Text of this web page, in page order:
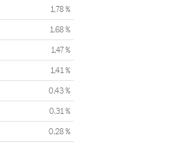
1,78 %
1,68 %
1,47 %
1,41 %
0,43 %
0,31 %
0,28 %